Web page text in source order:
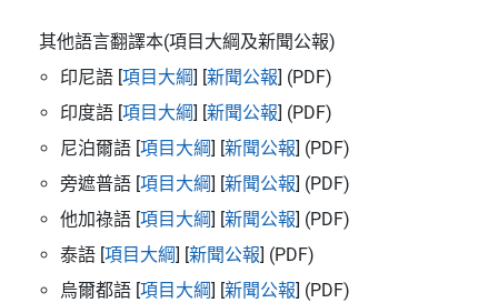
其他語言翻譯本(項目大綱及新聞公報)
印尼語 [項目大綱] [新聞公報] (PDF)
印度語 [項目大綱] [新聞公報] (PDF)
尼泊爾語 [項目大綱] [新聞公報] (PDF)
旁遮普語 [項目大綱] [新聞公報] (PDF)
他加祿語 [項目大綱] [新聞公報] (PDF)
泰語 [項目大綱] [新聞公報] (PDF)
烏爾都語 [項目大綱] [新聞公報] (PDF)